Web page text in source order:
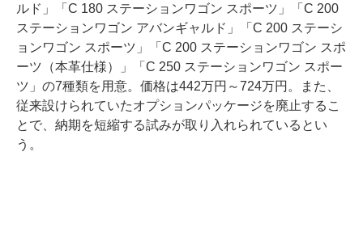
ルド」「C 180 ステーションワゴン スポーツ」「C 200
ステーションワゴン アバンギャルド」「C 200 ステーシ
ョンワゴン スポーツ」「C 200 ステーションワゴン スポ
ーツ（本革仕様）」「C 250 ステーションワゴン スポー
ツ」の7種類を用意。価格は442万円～724万円。また、
従来設けられていたオプションパッケージを廃止するこ
とで、納期を短縮する試みが取り入れられているとい
う。